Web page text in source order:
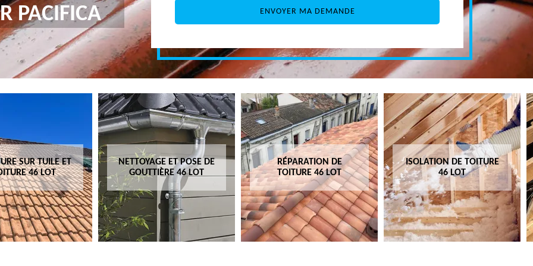
PACIFICA
SUR TUILE ET
46 LOT
NETTOYAGE ET POSE DE
GOUTTIÈRE 46 LOT
RÉPARATION DE
TOITURE 46 LOT
ISOLATION DE TOITURE
46 LOT